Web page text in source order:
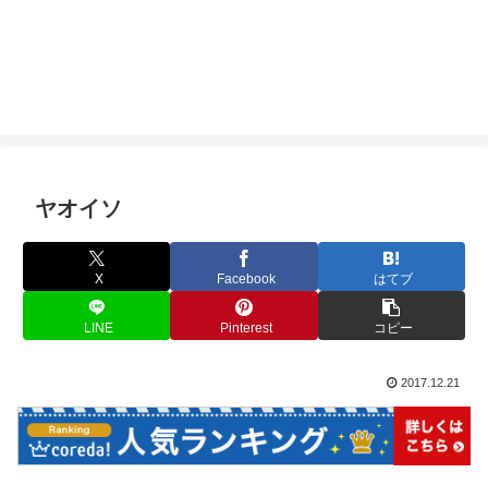
ヤオイソ
X Facebook はてブ
LINE Pinterest コピー
2017.12.21